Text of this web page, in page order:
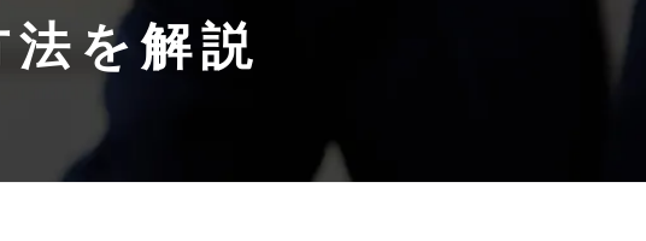
法を解説